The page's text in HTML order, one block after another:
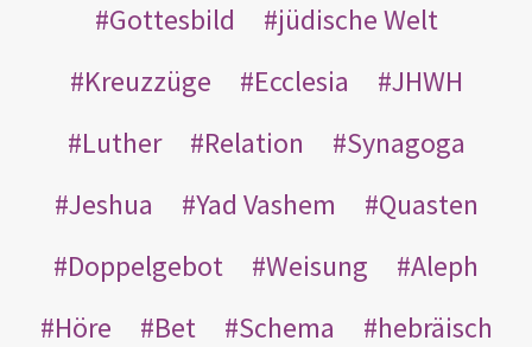
Gottesbild
jüdische Welt
Kreuzzüge
Ecclesia
JHWH
Luther
Relation
Synagoga
Jeshua
Yad Vashem
Quasten
Doppelgebot
Weisung
Aleph
Höre
Bet Schema
hebräisch